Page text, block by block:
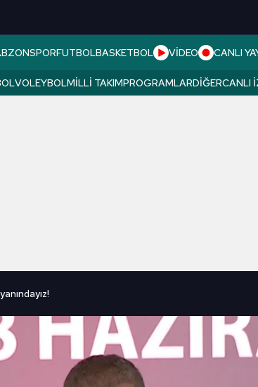
FUTBOLBASKETBOL VİDEO CANLI
VOLEYBOLMILLI TAKIMPROGRAMLARDIĞERCANLI